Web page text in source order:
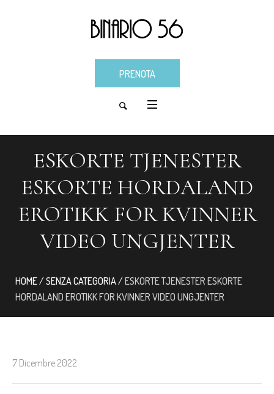
PRENOTA
ESKORTE TJENESTER
ESKORTE HORDALAND
EROTIKK FOR KVINNER
VIDEO UNGJENTER
HOME/SENZA CATEGORIA/ESKORTE TJENESTER ESKORTE
HORDALAND EROTIKK FOR KVINNER VIDEO UNGJENTER
7 Dicembre 2022